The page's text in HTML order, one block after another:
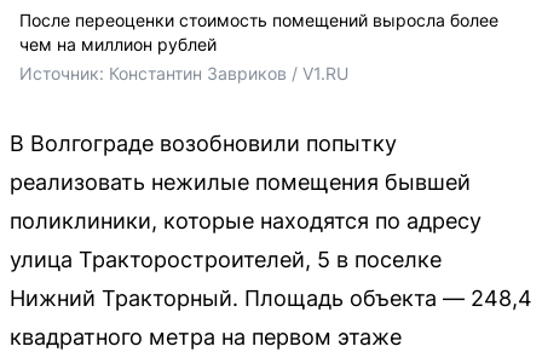
После переоценки стоимость помещений выросла более
чем на миллион рублей
Источник: Константин Завриков / V1.RU
В Волгограде возобновили попытку
реализовать нежилые помещения бывшей
поликлиники, которые находятся по адресу
улица Тракторостроителей, 5 в поселке
Нижний Тракторный. Площадь объекта — 248,4
квадратного метра на первом этаже